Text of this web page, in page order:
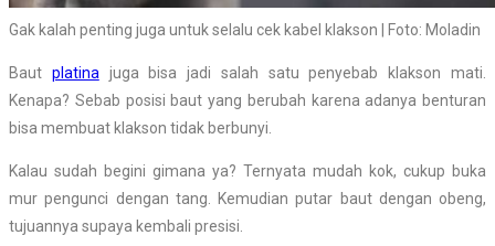
Gak kalah penting juga untuk selalu cek kabel klakson | Foto: Moladin
Baut platina juga bisa jadi salah satu penyebab klakson mati.
Kenapa? Sebab posisi baut yang berubah karena adanya benturan
bisa membuat klakson tidak berbunyi.
Kalau sudah begini gimana ya? Ternyata mudah kok, cukup buka
mur pengunci dengan tang. Kemudian putar baut dengan obeng,
tujuannya supaya kembali presisi.